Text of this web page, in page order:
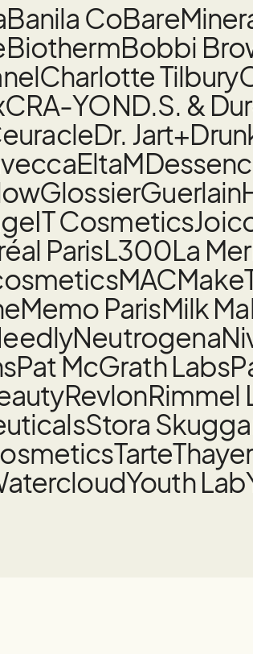
Banila Co
BiothermBobbi
Charlotte Tilbury
CRA-YOND.S. &
Dr. Jart+
EltaMD
GlossierGuerlain
IT Cosmetics
ParisL300La Mer
MAC
Memo ParisMilk
Neutrogena
Pat McGrath Labs
RevlonRimmel
Stora
Tarte
Youth Lab